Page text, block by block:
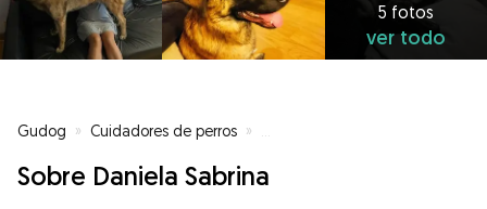
5 fotos
ver todo
Gudog » Cuidadores de perros »
Sobre Daniela Sabrina